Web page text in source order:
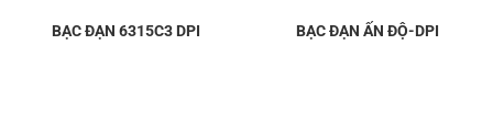
BẠC ĐẠN 6315C3 DPI BẠC ĐẠN ẤN ĐỘ-DPI